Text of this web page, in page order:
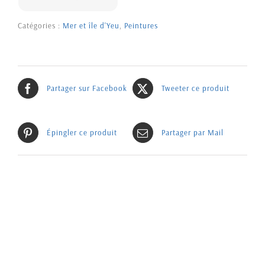
Catégories : Mer et île d'Yeu Peintures
Partager sur Facebook Tweeter ce produit
Épingler ce produit Partager par Mail